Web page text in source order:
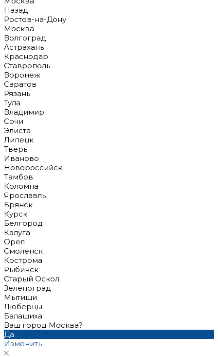
Назад
Ростов-на-Дону
Москва
Волгоград
Астрахань
Краснодар
Ставрополь
Воронеж
Саратов
Рязань
Тула
Владимир
Сочи
Элиста
Липецк
Тверь
Иваново
Новороссийск
Тамбов
Коломна
Ярославль
Брянск
Курск
Белгород
Калуга
Орел
Смоленск
Кострома
Рыбинск
Старый Оскол
Зеленоград
Мытищи
Люберцы
Балашиха
Ваш город Москва?
Да
Изменить